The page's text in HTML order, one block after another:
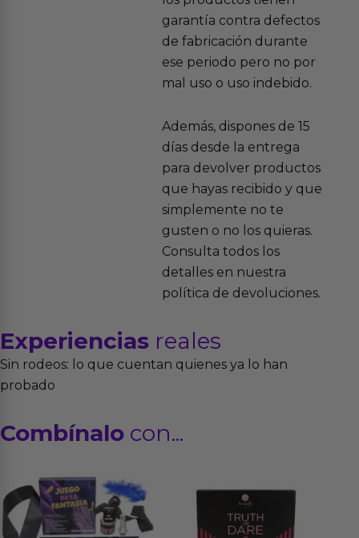
garantía contra defectos
de fabricación durante
ese periodo pero no por
mal uso o uso indebido.
Además, dispones de 15
días desde la entrega
para devolver productos
que hayas recibido y que
simplemente no te
gusten o no los quieras.
Consulta todos los
detalles en nuestra
política de devoluciones.
Experiencias reales
Sin rodeos: lo que cuentan quienes ya lo han
probado
Combínalo con...